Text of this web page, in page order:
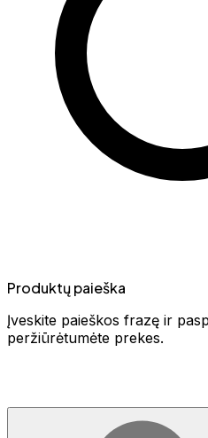
Produktų paieška
Įveskite paieškos frazę ir
peržiūrėtumėte prekes.